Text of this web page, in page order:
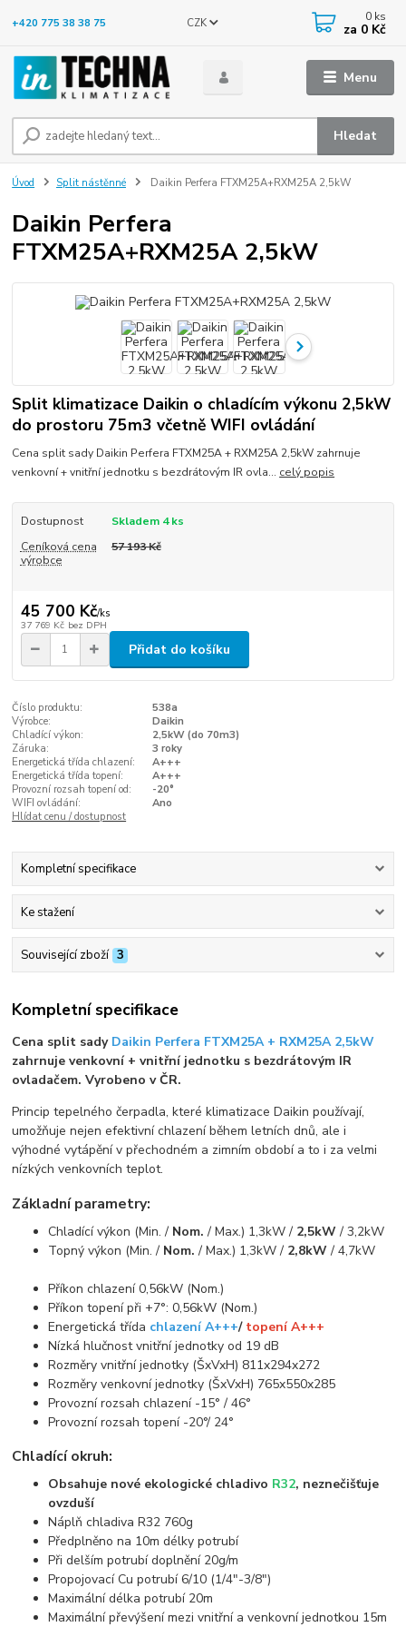
Menu
CZK
Hledat
+420 775 38 38 75 0 ks
za 0 Kč
Úvod Split nástěnné Daikin Perfera FTXM25A+RXM25A 2,5kW
Daikin Perfera
FTXM25A+RXM25A 2,5kW
Split klimatizace Daikin o chladícím výkonu 2,5kW
do prostoru 75m3 včetně WIFI ovládání
Cena split sady Daikin Perfera FTXM25A + RXM25A 2,5kW zahrnuje
venkovní + vnitřní jednotku s bezdrátovým IR ovla... celý popis
Dostupnost
Skladem 4 ks
Ceníková cena
výrobce
57 193 Kč
45 700 Kč/ks
37 769 Kč bez DPH
Přidat do košíku
Číslo produktu:
538a
Výrobce:
Daikin
Chladící výkon:
2,5kW (do 70m3)
Záruka:
3 roky
Energetická třída chlazení:
A+++
Energetická třída topení:
A+++
Provozní rozsah topení od:
-20°
WIFI ovládání:
Ano
Hlídat cenu / dostupnost
Kompletní specifikace
Ke stažení
Související zboží 3
Kompletní specifikace
Cena split sady Daikin Perfera FTXM25A + RXM25A 2,5kW
zahrnuje venkovní + vnitřní jednotku s bezdrátovým IR
ovladačem. Vyrobeno v ČR.
Princip tepelného čerpadla, které klimatizace Daikin používají,
umožňuje nejen efektivní chlazení během letních dnů, ale i
výhodné vytápění v přechodném a zimním období a to i za velmi
nízkých venkovních teplot.
Základní parametry:
Chladící výkon (Min. / Nom. / Max.) 1,3kW / 2,5kW / 3,2kW
Topný výkon (Min. / Nom. / Max.) 1,3kW / 2,8kW / 4,7kW
Příkon chlazení 0,56kW (Nom.)
Příkon topení při +7°: 0,56kW (Nom.)
Energetická třída chlazení A+++/ topení A+++
Nízká hlučnost vnitřní jednotky od 19 dB
Rozměry vnitřní jednotky (ŠxVxH) 811x294x272
Rozměry venkovní jednotky (ŠxVxH) 765x550x285
Provozní rozsah chlazení -15° / 46°
Provozní rozsah topení -20°/ 24°
Chladící okruh:
Obsahuje nové ekologické chladivo R32, neznečišťuje
ovzduší
Náplň chladiva R32 760g
Předplněno na 10m délky potrubí
Při delším potrubí doplnění 20g/m
Propojovací Cu potrubí 6/10 (1/4"-3/8")
Maximální délka potrubí 20m
Maximální převýšení mezi vnitřní a venkovní jednotkou 15m